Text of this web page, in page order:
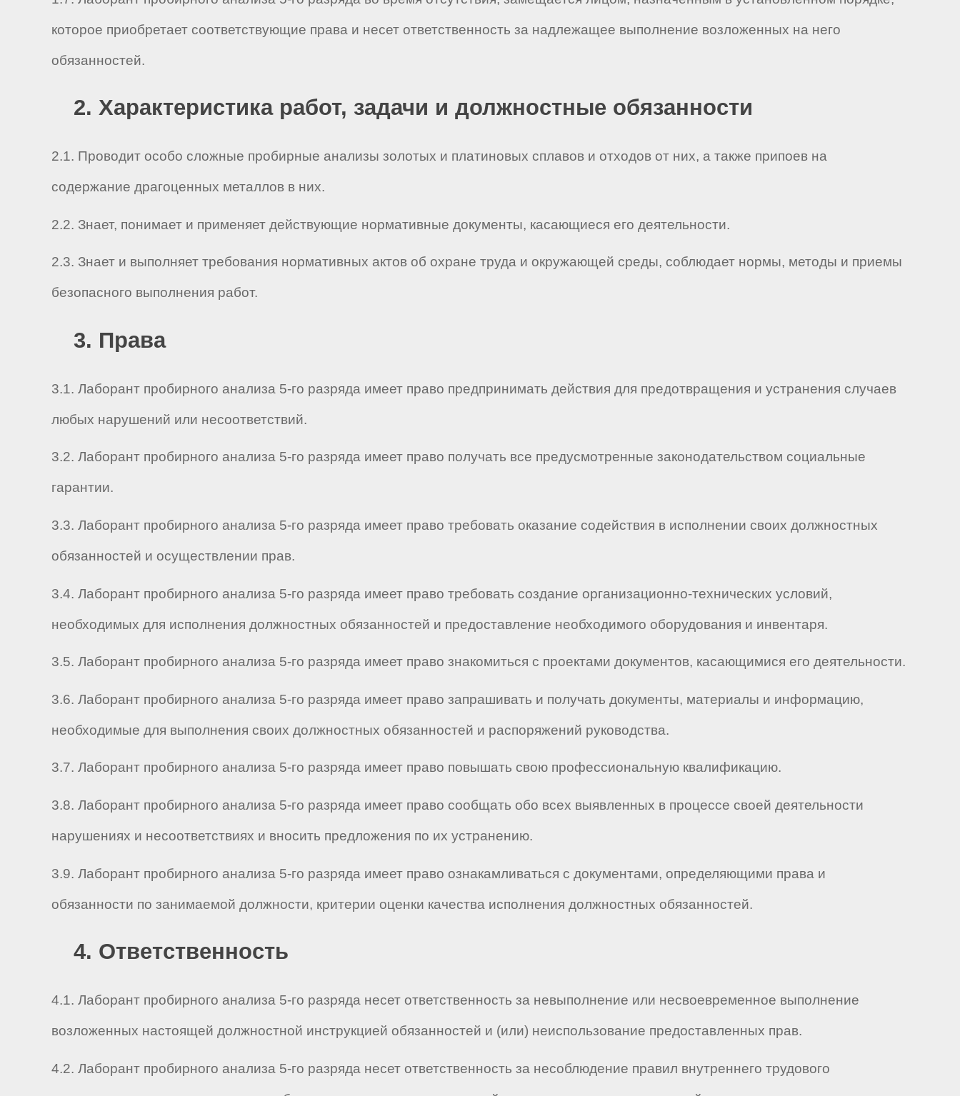
которое приобретает соответствующие права и несет ответственность за надлежащее выполнение возложенных на него
обязанностей.
2. Характеристика работ, задачи и должностные обязанности
2.1. Проводит особо сложные пробирные анализы золотых и платиновых сплавов и отходов от них, а также припоев на
содержание драгоценных металлов в них.
2.2. Знает, понимает и применяет действующие нормативные документы, касающиеся его деятельности.
2.3. Знает и выполняет требования нормативных актов об охране труда и окружающей среды, соблюдает нормы, методы и приемы
безопасного выполнения работ.
3. Права
3.1. Лаборант пробирного анализа 5-го разряда имеет право предпринимать действия для предотвращения и устранения случаев
любых нарушений или несоответствий.
3.2. Лаборант пробирного анализа 5-го разряда имеет право получать все предусмотренные законодательством социальные
гарантии.
3.3. Лаборант пробирного анализа 5-го разряда имеет право требовать оказание содействия в исполнении своих должностных
обязанностей и осуществлении прав.
3.4. Лаборант пробирного анализа 5-го разряда имеет право требовать создание организационно-технических условий,
необходимых для исполнения должностных обязанностей и предоставление необходимого оборудования и инвентаря.
3.5. Лаборант пробирного анализа 5-го разряда имеет право знакомиться с проектами документов, касающимися его деятельности.
3.6. Лаборант пробирного анализа 5-го разряда имеет право запрашивать и получать документы, материалы и информацию,
необходимые для выполнения своих должностных обязанностей и распоряжений руководства.
3.7. Лаборант пробирного анализа 5-го разряда имеет право повышать свою профессиональную квалификацию.
3.8. Лаборант пробирного анализа 5-го разряда имеет право сообщать обо всех выявленных в процессе своей деятельности
нарушениях и несоответствиях и вносить предложения по их устранению.
3.9. Лаборант пробирного анализа 5-го разряда имеет право ознакамливаться с документами, определяющими права и
обязанности по занимаемой должности, критерии оценки качества исполнения должностных обязанностей.
4. Ответственность
4.1. Лаборант пробирного анализа 5-го разряда несет ответственность за невыполнение или несвоевременное выполнение
возложенных настоящей должностной инструкцией обязанностей и (или) неиспользование предоставленных прав.
4.2. Лаборант пробирного анализа 5-го разряда несет ответственность за несоблюдение правил внутреннего трудового